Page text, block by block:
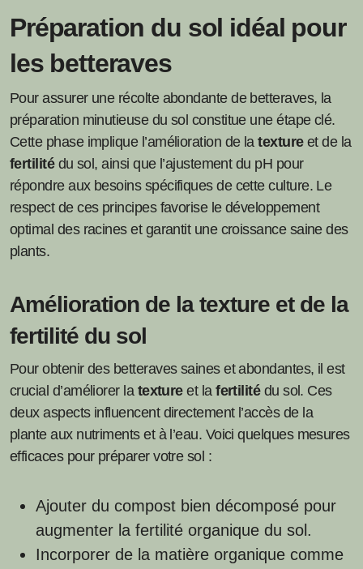
Préparation du sol idéal pour
les betteraves
Pour assurer une récolte abondante de betteraves, la
préparation minutieuse du sol constitue une étape clé.
Cette phase implique l’amélioration de latextureet de la
fertilitédu sol, ainsi que l’ajustement du pH pour
répondre aux besoins spécifiques de cette culture. Le
respect de ces principes favorise le développement
optimal des racines et garantit une croissance saine des
plants.
Amélioration de la texture et de la
fertilité du sol
Pour obtenir des betteraves saines et abondantes, il est
crucial d’améliorer la textureet lafertilitédu sol. Ces
deux aspects influencent directement l’accès de la
plante aux nutriments et à l’eau. Voici quelques mesures
efficaces pour préparer votre sol :
Ajouter du compost bien décomposé pour
augmenter la fertilité organique du sol.
Incorporer de la matière organique comme